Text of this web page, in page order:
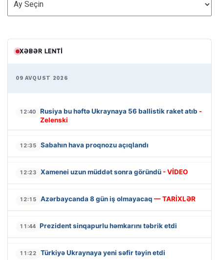
XƏBƏR LENTI
09 AVQUST 2026
12:40 Rusiya bu həftə Ukraynaya 56 ballistik raket atıb -
Zelenski
12:35 Sabahın hava proqnozu açıqlandı
12:23 Xamenei uzun müddət sonra göründü - VİDEO
12:15 Azərbaycanda 8 gün iş olmayacaq — TARİXLƏR
11:44 Prezident sinqapurlu həmkarını təbrik etdi
11:22 Türkiyə Ukraynaya yeni səfir təyin etdi